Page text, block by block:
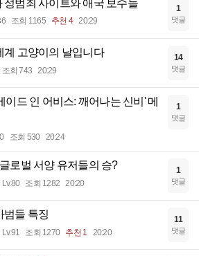
성범죄 사이트와 애국 보수들
조회 1165 추천 4 20:29
1
댓글
계 고양이의 날입니다
조회 743 20:29
14
댓글
이드 인 어비스: 깨어나는 신비' 메
조회 530 20:24
1
댓글
로벌 서양 유저들의 승?
Lv.80 조회 1282 20:20
1
댓글
범들 특징
Lv.91 조회 1270 추천 1 20:20
11
댓글